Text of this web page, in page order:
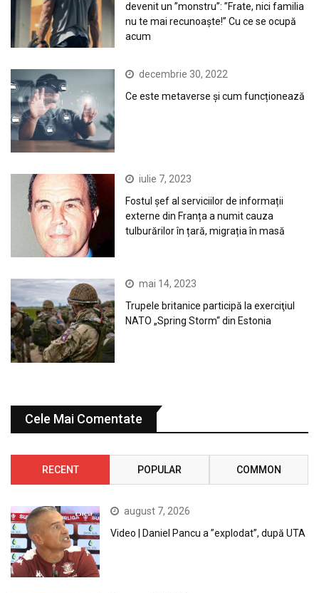
devenit un ”monstru”: ”Frate, nici familia
nu te mai recunoaște!” Cu ce se ocupă
acum
decembrie 30, 2022
Ce este metaverse și cum funcționează
iulie 7, 2023
Fostul șef al serviciilor de informații
externe din Franța a numit cauza
tulburărilor în țară, migrația în masă
mai 14, 2023
Trupele britanice participă la exerciţiul
NATO „Spring Storm“ din Estonia
Cele Mai Comentate
RECENT POPULAR COMMON
august 7, 2026
Video | Daniel Pancu a ”explodat”, după UTA